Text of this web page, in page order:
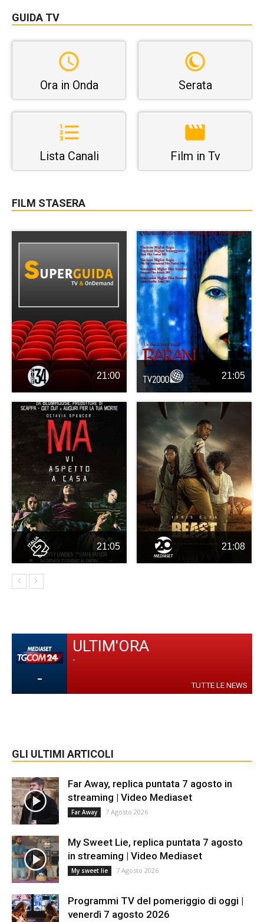
GUIDA TV
Ora in Onda Serata
Lista Canali Film in Tv
FILM STASERA
21:00 21:05
21:05 21:08
-
ULTIM'ORA
-
TUTTE LE NEWS
GLI ULTIMI ARTICOLI
Far Away, replica puntata 7 agosto in
streaming | Video Mediaset
Far Away 7 Agosto 2026
My Sweet Lie, replica puntata 7 agosto
in streaming | Video Mediaset
My sweet lie 7 Agosto 2026
Programmi TV del pomeriggio di oggi |
venerdì 7 agosto 2026